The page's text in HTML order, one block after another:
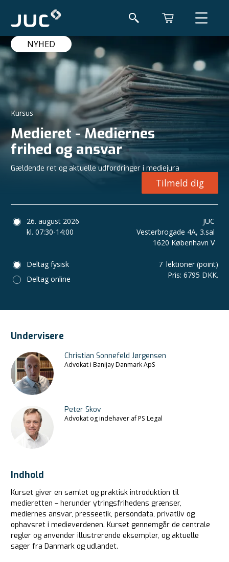
NYHED
Kursus
Medieret - Mediernes
frihed og ansvar
Gældende ret og aktuelle udfordringer i mediejura
Tilmeld dig
26. august 2026
kl. 07:30-14:00
JUC
Vesterbrogade 4A, 3.sal
1620 København V
Deltag fysisk
Deltag online
7 lektioner (point)
Pris: 6795 DKK.
Undervisere
Christian Sonnefeld Jørgensen
Advokat i Banijay Danmark ApS
Peter Skov
Advokat og indehaver af PS Legal
Indhold
Kurset giver en samlet og praktisk introduktion til
medieretten – herunder ytringsfrihedens grænser,
mediernes ansvar, presseetik, persondata, privatliv og
ophavsret i medieverdenen. Kurset gennemgår de centrale
regler og anvender illustrerende eksempler, og aktuelle
sager fra Danmark og udlandet.